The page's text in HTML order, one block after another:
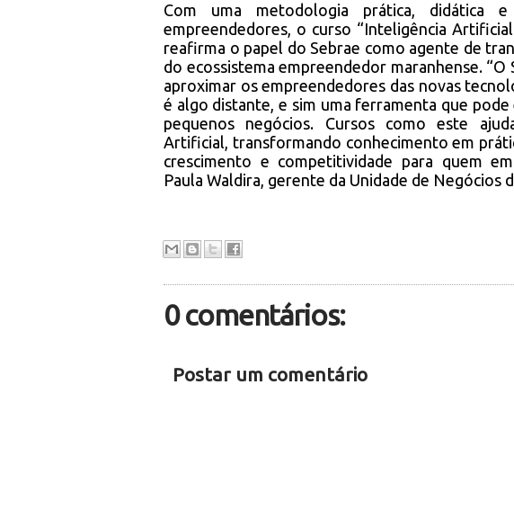
Com uma metodologia prática, didática
empreendedores, o curso “Inteligência
reafirma o papel do Sebrae como agente de
do ecossistema empreendedor maranhense. “O
aproximar os empreendedores das novas
é algo distante, e sim uma ferramenta que pode
pequenos negócios. Cursos como este
Artificial, transformando conhecimento em
crescimento e competitividade para quem
Paula Waldira, gerente da Unidade de Negócios
0 comentários:
Postar um comentário